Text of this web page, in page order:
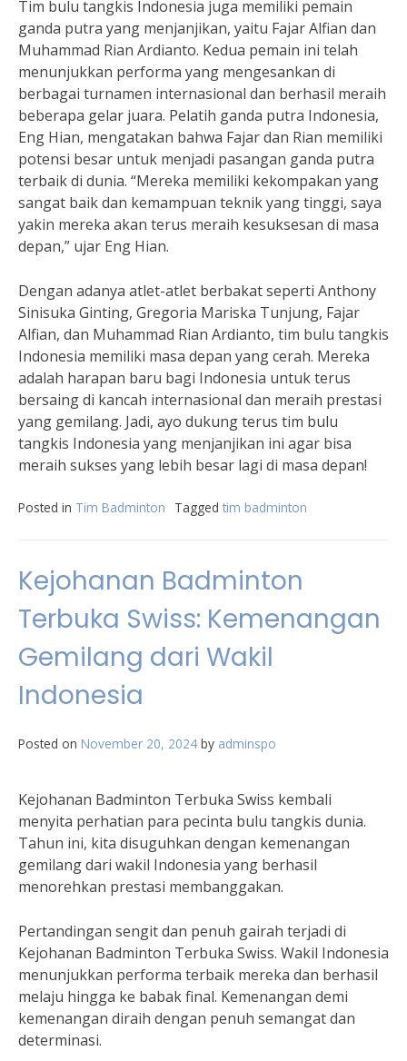
Tim bulu tangkis Indonesia juga memiliki pemain
ganda putra yang menjanjikan, yaitu Fajar Alfian dan
Muhammad Rian Ardianto. Kedua pemain ini telah
menunjukkan performa yang mengesankan di
berbagai turnamen internasional dan berhasil meraih
beberapa gelar juara. Pelatih ganda putra Indonesia,
Eng Hian, mengatakan bahwa Fajar dan Rian memiliki
potensi besar untuk menjadi pasangan ganda putra
terbaik di dunia. “Mereka memiliki kekompakan yang
sangat baik dan kemampuan teknik yang tinggi, saya
yakin mereka akan terus meraih kesuksesan di masa
depan,” ujar Eng Hian.
Dengan adanya atlet-atlet berbakat seperti Anthony
Sinisuka Ginting, Gregoria Mariska Tunjung, Fajar
Alfian, dan Muhammad Rian Ardianto, tim bulu tangkis
Indonesia memiliki masa depan yang cerah. Mereka
adalah harapan baru bagi Indonesia untuk terus
bersaing di kancah internasional dan meraih prestasi
yang gemilang. Jadi, ayo dukung terus tim bulu
tangkis Indonesia yang menjanjikan ini agar bisa
meraih sukses yang lebih besar lagi di masa depan!
Posted in Tim Badminton Tagged tim badminton
Kejohanan Badminton
Terbuka Swiss: Kemenangan
Gemilang dari Wakil
Indonesia
Posted on November 20, 2024 by adminspo
Kejohanan Badminton Terbuka Swiss kembali
menyita perhatian para pecinta bulu tangkis dunia.
Tahun ini, kita disuguhkan dengan kemenangan
gemilang dari wakil Indonesia yang berhasil
menorehkan prestasi membanggakan.
Pertandingan sengit dan penuh gairah terjadi di
Kejohanan Badminton Terbuka Swiss. Wakil Indonesia
menunjukkan performa terbaik mereka dan berhasil
melaju hingga ke babak final. Kemenangan demi
kemenangan diraih dengan penuh semangat dan
determinasi.